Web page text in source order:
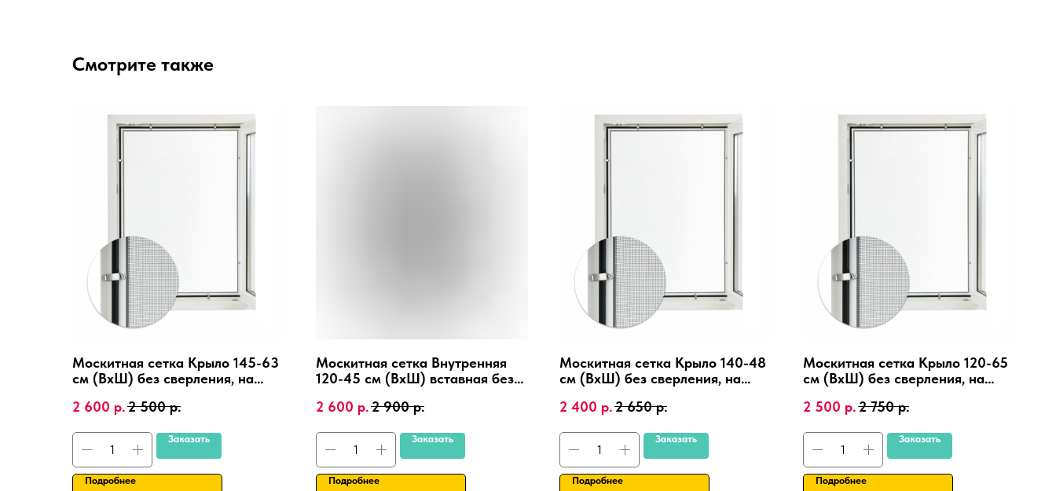
Смотрите также
Москитная сетка Крыло 145-63
см (ВхШ) без сверления, на
алюминиевая рамка.
2 600 р.2 500 р.
Заказать
Подробнее
Москитная сетка Внутренняя
120-45 см (ВхШ) вставная без
ПВХ, алюминиевая рамка.
2 600 р.2 900 р.
Заказать
Подробнее
Москитная сетка Крыло 140-48
см (ВхШ) без сверления, на
алюминиевая рамка.
2 400 р.2 650 р.
Заказать
Подробнее
Москитная сетка Крыло 120-65
см (ВхШ) без сверления, на
алюминиевая рамка.
2 500 р.2 750 р.
Заказать
Подробнее